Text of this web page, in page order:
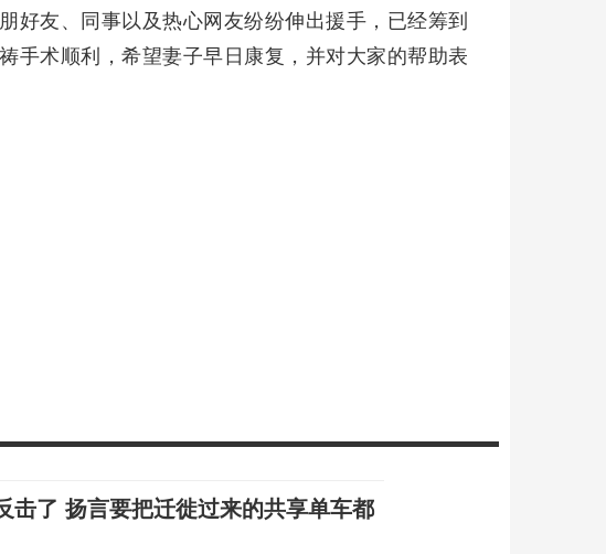
好友、同事以及热心网友纷纷伸出援手，已经筹到
手术顺利，希望妻子早日康复，并对大家的帮助表
击了 扬言要把迁徙过来的共享单车都